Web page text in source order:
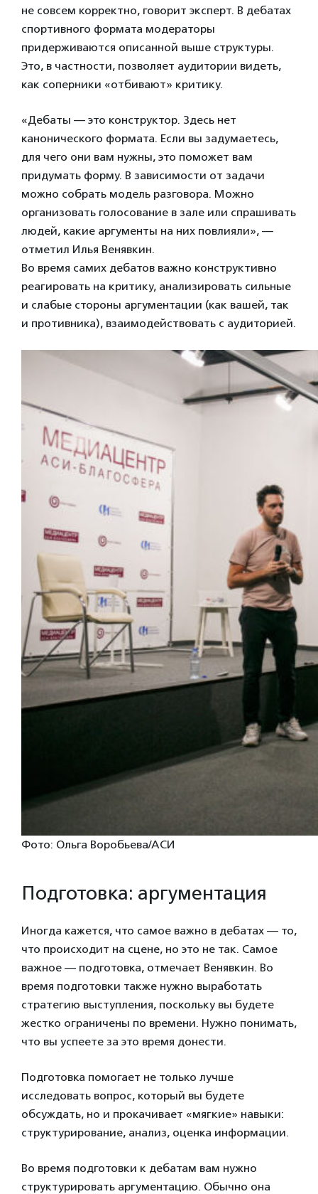
не совсем корректно, говорит эксперт. В дебатах
спортивного формата модераторы
придерживаются описанной выше структуры.
Это, в частности, позволяет аудитории видеть,
как соперники «отбивают» критику.
«Дебаты — это конструктор. Здесь нет
канонического формата. Если вы задумаетесь,
для чего они вам нужны, это поможет вам
придумать форму. В зависимости от задачи
можно собрать модель разговора. Можно
организовать голосование в зале или спрашивать
людей, какие аргументы на них повлияли», —
отметил Илья Венявкин.
Во время самих дебатов важно конструктивно
реагировать на критику, анализировать сильные
и слабые стороны аргументации (как вашей, так
и противника), взаимодействовать с аудиторией.
Фото: Ольга Воробьева/АСИ
Подготовка: аргументация
Иногда кажется, что самое важно в дебатах — то,
что происходит на сцене, но это не так. Самое
важное — подготовка, отмечает Венявкин. Во
время подготовки также нужно выработать
стратегию выступления, поскольку вы будете
жестко ограничены по времени. Нужно понимать,
что вы успеете за это время донести.
Подготовка помогает не только лучше
исследовать вопрос, который вы будете
обсуждать, но и прокачивает «мягкие» навыки:
структурирование, анализ, оценка информации.
Во время подготовки к дебатам вам нужно
структурировать аргументацию. Обычно она